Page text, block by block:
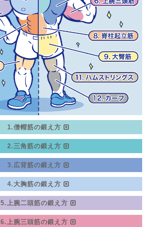
1.僧帽筋の鍛え方
2.三角筋の鍛え方
3.広背筋の鍛え方
4.大胸筋の鍛え方
5.上腕二頭筋の鍛え方
6.上腕三頭筋の鍛え方